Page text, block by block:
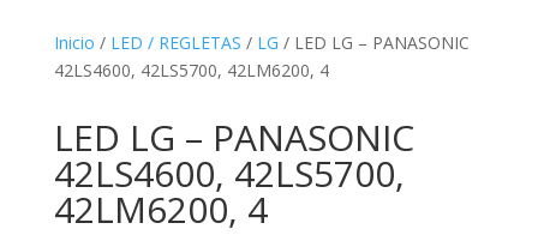
Inicio / LED / REGLETAS / LG / LED LG – PANASONIC
42LS4600, 42LS5700, 42LM6200, 4
LED LG – PANASONIC
42LS4600, 42LS5700,
42LM6200, 4